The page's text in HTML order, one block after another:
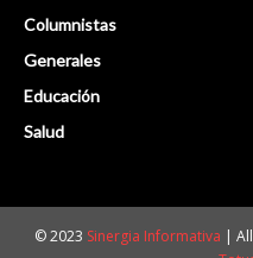
Columnistas
Generales
Educación
Salud
© 2023 Sinergia Informativa |